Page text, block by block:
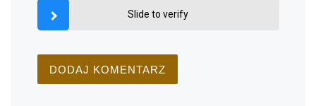
Slide to verify